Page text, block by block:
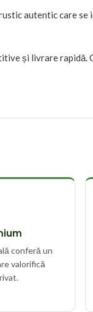
autentic care se
și livrare rapidă.
conferă un
valorifică